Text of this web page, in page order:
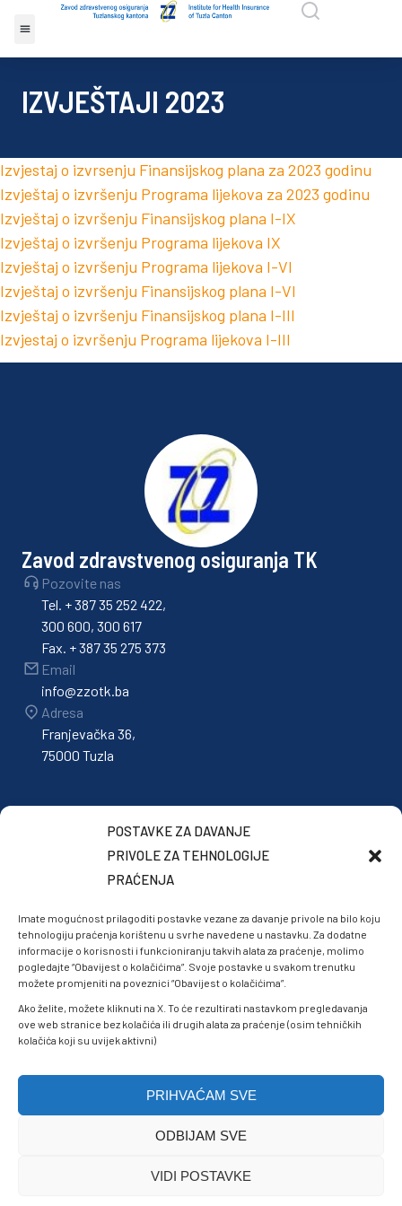
POSTAVKE ZA DAVANJE
PRIVOLE ZA TEHNOLOGIJE
PRAĆENJA
Imate mogućnost prilagoditi postavke vezane za davanje privole na bilo koju
tehnologiju praćenja korištenu u svrhe navedene u nastavku. Za dodatne
informacije o korisnosti i funkcioniranju takvih alata za praćenje, molimo
pogledajte “Obavijest o kolačićima”. Svoje postavke u svakom trenutku
možete promjeniti na poveznici “Obavijest o kolačićima”.
Ako želite, možete kliknuti na X. To će rezultirati nastavkom pregledavanja
ove web stranice bez kolačića ili drugih alata za praćenje (osim tehničkih
kolačića koji su uvijek aktivni)
PRIHVAĆAM SVE
ODBIJAM SVE
VIDI POSTAVKE
IZVJEŠTAJI 2023
Izvjestaj o izvrsenju Finansijskog plana za 2023 godinu
Izvještaj o izvršenju Programa lijekova za 2023 godinu
Izvještaj o izvršenju Finansijskog plana I-IX
Izvještaj o izvršenju Programa lijekova IX
Izvještaj o izvršenju Programa lijekova I-VI
Izvještaj o izvršenju Finansijskog plana I-VI
Izvještaj o izvršenju Finansijskog plana I-III
Izvjestaj o izvršenju Programa lijekova I-III
Zavod zdravstvenog osiguranja TK
Pozovite nas
Tel. + 387 35 252 422,
300 600, 300 617
Fax. + 387 35 275 373
Email
info@zzotk.ba
Adresa
Franjevačka 36,
75000 Tuzla
Politike privatnosti